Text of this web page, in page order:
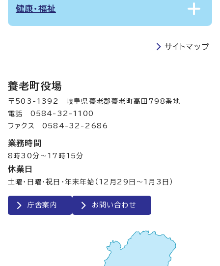
健康・福祉
サイトマップ
養老町役場
〒503-1392 岐阜県養老郡養老町高田798番地
電話 0584-32-1100
ファクス 0584-32-2686
業務時間
8時30分～17時15分
休業日
土曜・日曜・祝日・年末年始（12月29日～1月3日）
庁舎案内 お問い合わせ